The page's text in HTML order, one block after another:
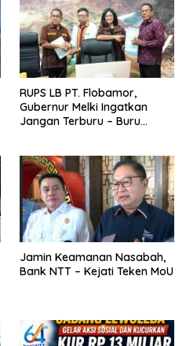
RUPS LB PT. Flobamor,
Gubernur Melki Ingatkan
Jangan Terburu – Buru
Jamin Keamanan Nasabah,
Bank NTT – Kejati Teken MoU